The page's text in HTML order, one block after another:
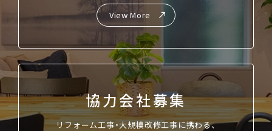
View More
協力会社募集
リフォーム工事・大規模改修工事に携わる、